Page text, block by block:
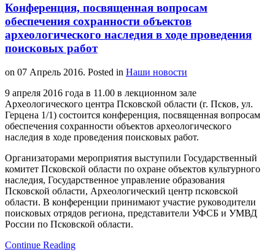
Конференция, посвященная вопросам
обеспечения сохранности объектов
археологического наследия в ходе проведения
поисковых работ
on 07 Апрель 2016. Posted in Наши новости
9 апреля 2016 года в 11.00 в лекционном зале
Археологического центра Псковской области (г. Псков, ул.
Герцена 1/1) состоится конференция, посвященная вопросам
обеспечения сохранности объектов археологического
наследия в ходе проведения поисковых работ.
Организаторами мероприятия выступили Государственный
комитет Псковской области по охране объектов культурного
наследия, Государственное управление образования
Псковской области, Археологический центр псковской
области. В конференции принимают участие руководители
поисковых отрядов региона, представители УФСБ и УМВД
России по Псковской области.
Continue Reading